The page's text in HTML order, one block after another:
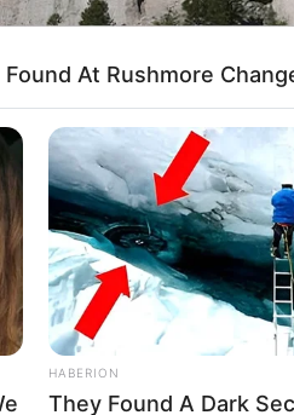
At Rushmore
HABERION
They Found A Dark